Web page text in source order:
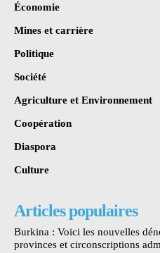
Économie
Mines et carrière
Politique
Société
Agriculture et Environnement
Coopération
Diaspora
Culture
Articles populaires
Burkina : Voici les nouvelles
provinces et circonscriptions